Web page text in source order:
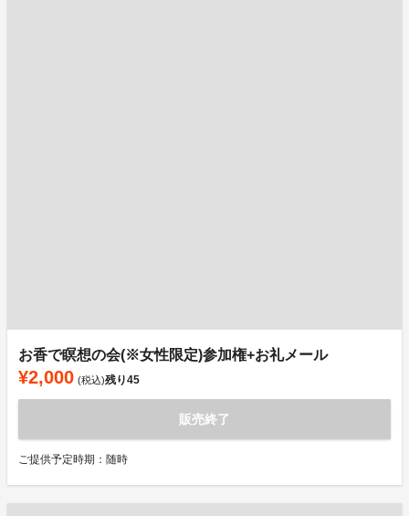
お香で瞑想の会(※女性限定)参加権+お礼メール
¥2,000 (税込)残り45
販売終了
ご提供予定時期：随時